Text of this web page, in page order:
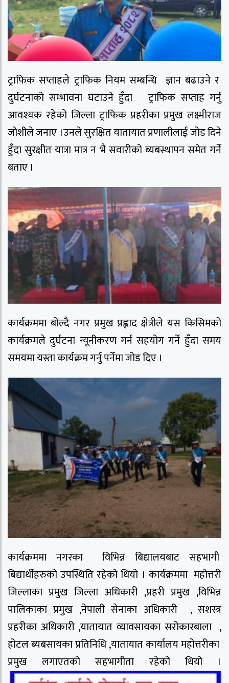
ट्राफिक सप्ताहले ट्राफिक नियम सम्बन्धि ज्ञान बढाउने र
दुर्घटनाको सम्भावना घटाउने हुँदा ट्राफिक सप्ताह गर्नु
आवश्यक रहेको जिल्ला ट्राफिक प्रहरीका प्रमुख लक्ष्मीराज
जोशीले जनाए ।उनले सुरक्षित यातायात प्रणालीलाई जोड दिने
हुँदा सुरक्षीत यात्रा मात्र न भै सवारीको ब्यबस्थापन समेत गर्ने
बताए ।
कार्यक्रममा बोल्दै नगर प्रमुख प्रह्लाद क्षेत्रीले यस किसिमको
कार्यक्रमले दुर्घटना न्यूनीकरण गर्न सहयोग गर्ने हुँदा समय
समयमा यस्ता कार्यक्रम गर्नु पर्नेमा जोड दिए ।
कार्यक्रममा नगरका विभिन्न बिद्यालयबाट सहभागी
बिद्यार्थीहरुको उपस्थिति रहेको थियो । कार्यक्रममा महोत्तरी
जिल्लाका प्रमुख जिल्ला अधिकारी ,प्रहरी प्रमुख ,विभिन्न
पालिकाका प्रमुख ,नेपाली सेनाका अधिकारी , सशस्त्र
प्रहरीका अधिकारी ,यातायात व्यावसायका सरोकारबाला ,
होटल ब्यबसायका प्रतिनिधि ,यातायात कार्यालय महोत्तरीका
प्रमुख लगाएतको सहभागीता रहेको थियो ।